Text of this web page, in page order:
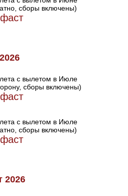
сборы включены)
с вылетом в Июле
сборы включены)
с вылетом в Июле
сборы включены)
2026